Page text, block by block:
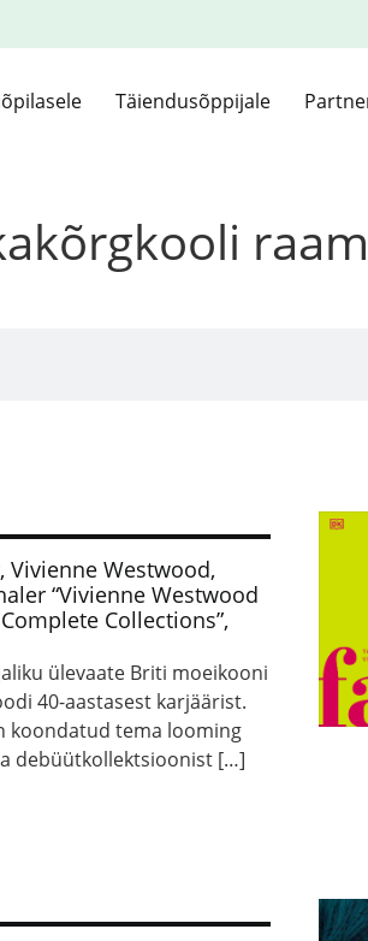
Täiendusõppijale
Vivienne Westwood,
“Vivienne Westwood
Collections”,
ülevaate Briti moeikooni
40-aastasest karjäärist.
koondatud tema looming
debüütkollektsioonist […]